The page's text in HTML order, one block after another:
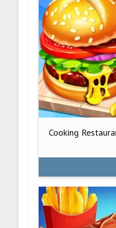
Cooking